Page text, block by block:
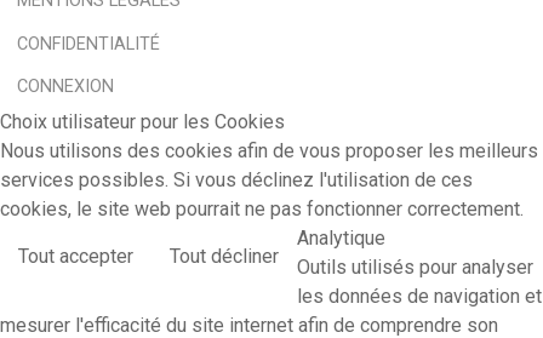
CONFIDENTIALITÉ
CONNEXION
Choix utilisateur pour les Cookies
Nous utilisons des cookies afin de vous proposer les meilleurs
services possibles. Si vous déclinez l'utilisation de ces
cookies, le site web pourrait ne pas fonctionner correctement.
Tout accepter Tout décliner
Analytique
Outils utilisés pour analyser
les données de navigation et
mesurer l'efficacité du site internet afin de comprendre son